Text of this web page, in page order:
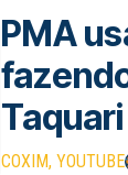
PMA
Taquari
COXIM YOUTUBE